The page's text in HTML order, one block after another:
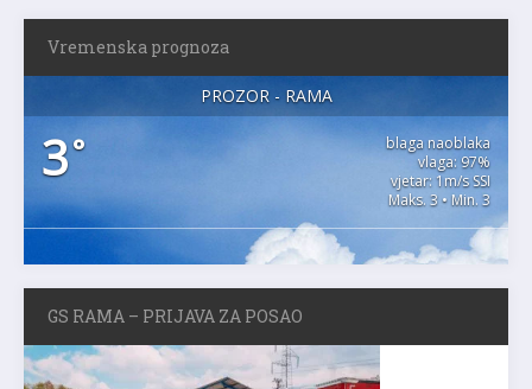
Vremenska prognoza
PROZOR - RAMA
3°
blaga naoblaka
vlaga: 97%
vjetar: 1m/s SSI
Maks. 3 • Min. 3
GS RAMA – PRIJAVA ZA POSAO